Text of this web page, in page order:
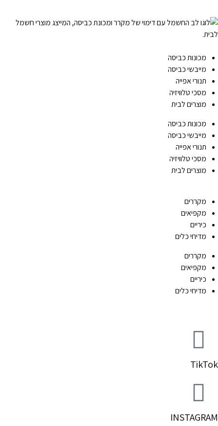
מכונות כביסה
מייבשי כביסה
תנורי אפייה
מסכי טלוויזיה
מוצרים לבית
מכונות כביסה
מייבשי כביסה
תנורי אפייה
מסכי טלוויזיה
מוצרים לבית
מקררים
מקפיאים
כיריים
מדיחי כלים
מקררים
מקפיאים
כיריים
מדיחי כלים
TikTok
INSTAGRAM